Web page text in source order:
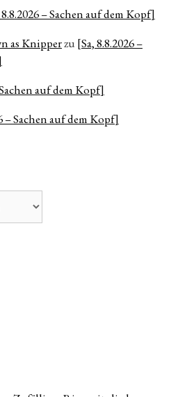
8.8.2026 – Sachen auf dem Kopf]
as Knipperzu [Sa, 8.8.2026 –
auf dem Kopf]
– Sachen auf dem Kopf]